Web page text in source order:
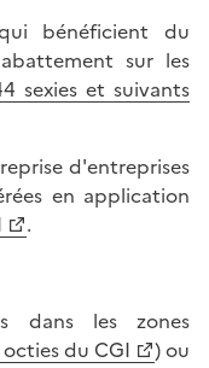
bénéficient du
sur les
sexies et suivants
d'entreprises
en application
.
dans les zones
du CGI
) ou